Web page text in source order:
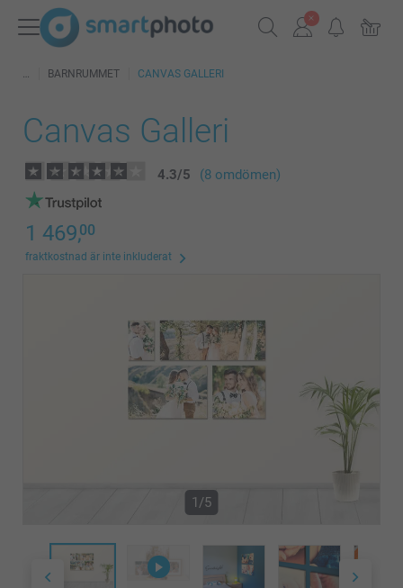
BARNRUMMET CANVAS GALLERI
Canvas Galleri
4.3/5 (8 omdömen)
1 469,00
fraktkostnad är inte inkluderat
1/5